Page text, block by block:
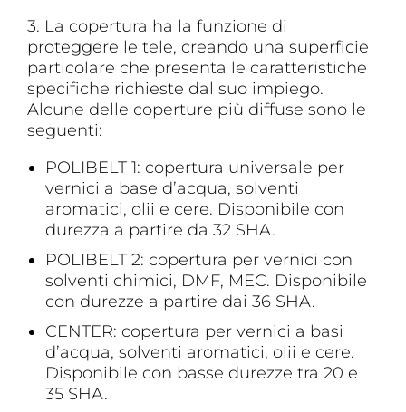
3. La copertura ha la funzione di
proteggere le tele, creando una superficie
particolare che presenta le caratteristiche
specifiche richieste dal suo impiego.
Alcune delle coperture più diffuse sono le
seguenti:
POLIBELT 1: copertura universale per
vernici a base d’acqua, solventi
aromatici, olii e cere. Disponibile con
durezza a partire da 32 SHA.
POLIBELT 2: copertura per vernici con
solventi chimici, DMF, MEC. Disponibile
con durezze a partire dai 36 SHA.
CENTER: copertura per vernici a basi
d’acqua, solventi aromatici, olii e cere.
Disponibile con basse durezze tra 20 e
35 SHA.